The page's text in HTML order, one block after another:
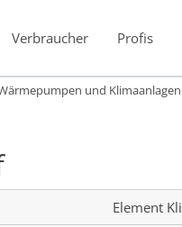
Verbraucher
Profis
und Klimaanlagen
Element